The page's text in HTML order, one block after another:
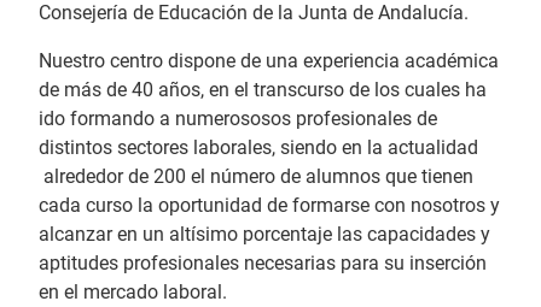
Consejería de Educación de la Junta de Andalucía.
Nuestro centro dispone de una experiencia académica
de más de 40 años, en el transcurso de los cuales ha
ido formando a numerososos profesionales de
distintos sectores laborales, siendo en la actualidad
alrededor de 200 el número de alumnos que tienen
cada curso la oportunidad de formarse con nosotros y
alcanzar en un altísimo porcentaje las capacidades y
aptitudes profesionales necesarias para su inserción
en el mercado laboral.